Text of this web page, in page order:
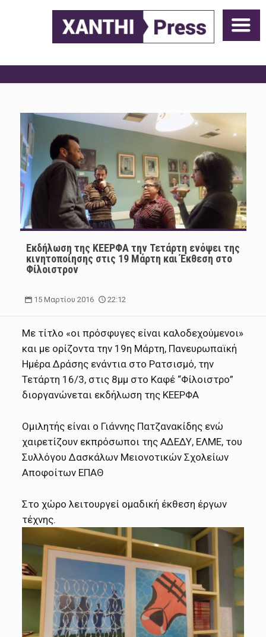
Εκδήλωση της ΚΕΕΡΦΑ την Τετάρτη ενόψει της
κινητοποίησης στις 19 Μάρτη και Έκθεση στο
Φίλοιστρον
15 Μαρτίου 2016 22:12
Με τίτλο «οι πρόσφυγες είναι καλοδεχούμενοι»
και με ορίζοντα την 19η Μάρτη, Πανευρωπαϊκή
Ημέρα Δράσης ενάντια στο Ρατσισμό, την
Τετάρτη 16/3, στις 8μμ στο Καφέ “Φίλοιστρο”
διοργανώνεται εκδήλωση της ΚΕΕΡΦΑ
Ομιλητής είναι ο Γιάννης Πατζανακίδης ενώ
χαιρετίζουν εκπρόσωποι της ΑΔΕΔΥ, ΕΛΜΕ, του
Συλλόγου Δασκάλων Μειονοτικών Σχολείων
Αποφοίτων ΕΠΑΘ
Στο χώρο λειτουργεί ομαδική έκθεση έργων
τέχνης.